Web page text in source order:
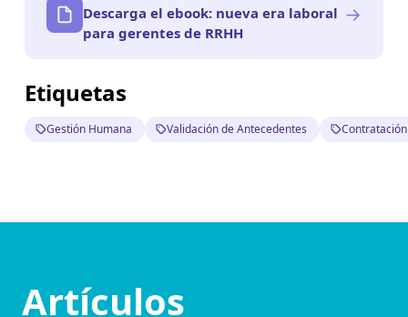
Descarga el ebook: nueva era laboral
para gerentes de RRHH
→
Etiquetas
Gestión Humana Validación de Antecedentes
Artículos